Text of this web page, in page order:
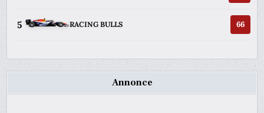
5 RACING BULLS 66
Annonce